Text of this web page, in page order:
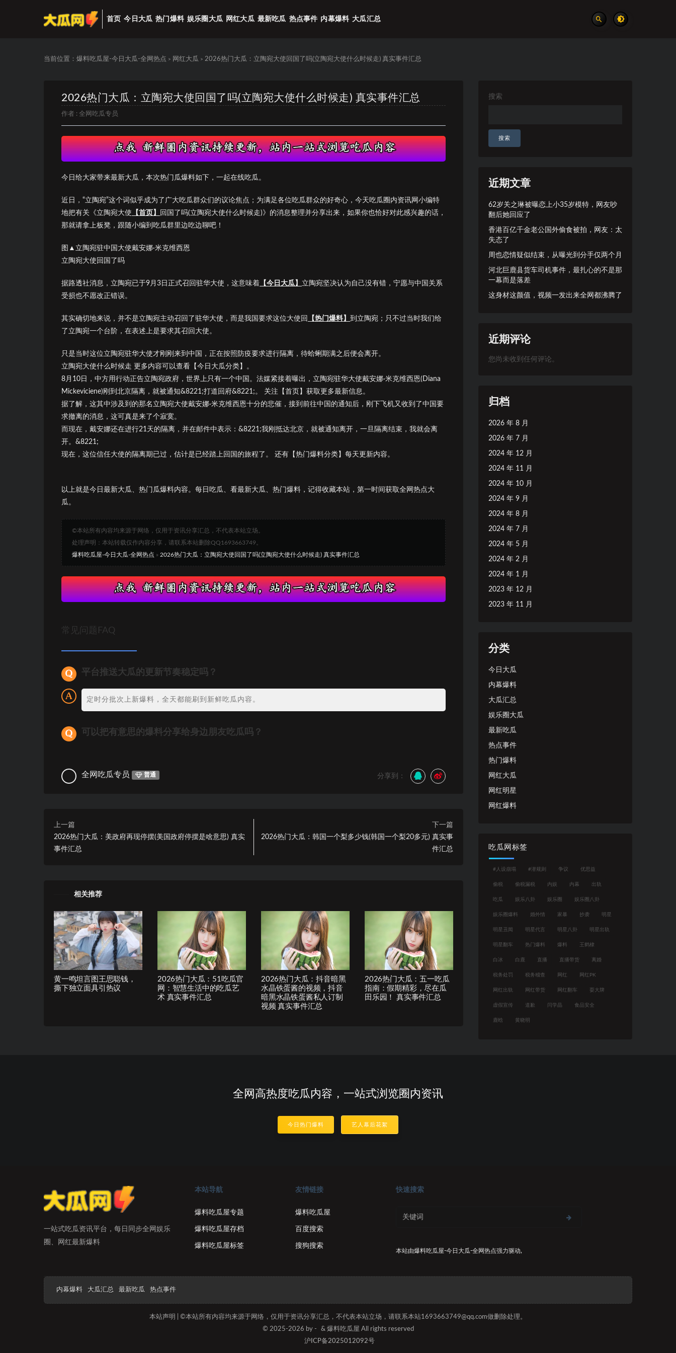
首页 今日大瓜 热门爆料 娱乐圈大瓜 网红大瓜 最新吃瓜 热点事件 内幕爆料 大瓜汇总
当前位置： 爆料吃瓜屋-今日大瓜-全网热点 > 网红大瓜 > 2026热门大瓜：立陶宛大使回国了吗(立陶宛大使什么时候走) 真实事件汇总
2026热门大瓜：立陶宛大使回国了吗(立陶宛大使什么时候走) 真实事件汇总
作者 : 全网吃瓜专员
今日给大家带来最新大瓜，本次热门瓜爆料如下，一起在线吃瓜。
近日，“立陶宛”这个词似乎成为了广大吃瓜群众们的议论焦点；为满足各位吃瓜群众的好奇心，今天吃瓜圈内资讯网小编特
地把有关《立陶宛大使 【首页】
回国了吗(立陶宛大使什么时候走)》的消息整理并分享出来，如果你也恰好对此感兴趣的话，
那就请拿上板凳，跟随小编到吃瓜群里边吃边聊吧！
图▲立陶宛驻中国大使戴安娜·米克维西恩
立陶宛大使回国了吗
据路透社消息，立陶宛已于9月3日正式召回驻华大使，这意味着 【今日大瓜】 立陶宛坚决认为自己没有错，宁愿与中国关系
受损也不愿改正错误。
其实确切地来说，并不是立陶宛主动召回了驻华大使，而是我国要求这位大使回 【热门爆料】 到立陶宛；只不过当时我们给
了立陶宛一个台阶，在表述上是要求其召回大使。
只是当时这位立陶宛驻华大使才刚刚来到中国，正在按照防疫要求进行隔离，待蛤蜊期满之后便会离开。
立陶宛大使什么时候走 更多内容可以查看【今日大瓜分类】。
8月10日，中方用行动正告立陶宛政府，世界上只有一个中国。法媒紧接着曝出，立陶宛驻华大使戴安娜·米克维西恩(Diana
Mickeviciene)刚到北京隔离，就被通知&8221;打道回府&8221;。 关注【首页】获取更多最新信息。
据了解，这其中涉及到的那名立陶宛大使戴安娜·米克维西恩十分的悲催，接到前往中国的通知后，刚下飞机又收到了中国要
求撤离的消息，这可真是来了个寂寞。
而现在，戴安娜还在进行21天的隔离，并在邮件中表示：&8221;我刚抵达北京，就被通知离开，一旦隔离结束，我就会离
开。&8221;
现在，这位信任大使的隔离期已过，估计是已经踏上回国的旅程了。 还有【热门爆料分类】每天更新内容。
以上就是今日最新大瓜、热门瓜爆料内容。每日吃瓜、看最新大瓜、热门爆料，记得收藏本站，第一时间获取全网热点大
瓜。
©本站所有内容均来源于网络，仅用于资讯分享汇总，不代表本站立场。
处理声明：本站转载仅作内容分享，请联系本站删除QQ1693663749。
爆料吃瓜屋-今日大瓜-全网热点 » 2026热门大瓜：立陶宛大使回国了吗(立陶宛大使什么时候走) 真实事件汇总
常见问题FAQ
平台推送大瓜的更新节奏稳定吗？
定时分批次上新爆料，全天都能刷到新鲜吃瓜内容。
可以把有意思的爆料分享给身边朋友吃瓜吗？
全网吃瓜专员 普通 分享到：
上一篇
2026热门大瓜：美政府再现停摆(美国政府停摆是啥意思) 真实
事件汇总
下一篇
2026热门大瓜：韩国一个梨多少钱(韩国一个梨20多元) 真实事
件汇总
相关推荐
黄一鸣坦言图王思聪钱，
撕下独立面具引热议
2026热门大瓜：51吃瓜官
网：智慧生活中的吃瓜艺
术 真实事件汇总
2026热门大瓜：抖音暗黑
水晶铁蛋酱的视频，抖音
暗黑水晶铁蛋酱私人订制
视频 真实事件汇总
2026热门大瓜：五一吃瓜
指南：假期精彩，尽在瓜
田乐园！ 真实事件汇总
搜索
搜索
近期文章
62岁关之琳被曝恋上小35岁模特，网友吵
翻后她回应了
香港百亿千金老公国外偷食被拍，网友：太
失态了
周也恋情疑似结束，从曝光到分手仅两个月
河北巨鹿县货车司机事件，最扎心的不是那
一幕而是落差
这身材这颜值，视频一发出来全网都沸腾了
近期评论
您尚未收到任何评论。
归档
2026 年 8 月
2026 年 7 月
2024 年 12 月
2024 年 11 月
2024 年 10 月
2024 年 9 月
2024 年 8 月
2024 年 7 月
2024 年 5 月
2024 年 2 月
2024 年 1 月
2023 年 12 月
2023 年 11 月
分类
今日大瓜
内幕爆料
大瓜汇总
娱乐圈大瓜
最新吃瓜
热点事件
热门爆料
网红大瓜
网红明星
网红爆料
吃瓜网标签
#人设崩塌 #潜规则 争议 优思益
偷税 偷税漏税 内娱 内幕 出轨
吃瓜 娱乐八卦 娱乐圈 娱乐圈八卦
娱乐圈爆料 婚外情 家暴 抄袭 明星
明星丑闻 明星代言 明星八卦 明星出轨
明星翻车 热门爆料 爆料 王鹤棣
白冰 白鹿 直播 直播带货 离婚
税务处罚 税务稽查 网红 网红PK
网红出轨 网红带货 网红翻车 耍大牌
虚假宣传 道歉 闫学晶 食品安全
鹿晗 黄晓明
全网高热度吃瓜内容，一站式浏览圈内资讯
今日热门爆料 艺人幕后花絮
一站式吃瓜资讯平台，每日同步全网娱乐
圈、网红最新爆料
本站导航
爆料吃瓜屋专题
爆料吃瓜屋存档
爆料吃瓜屋标签
友情链接
爆料吃瓜屋
百度搜索
搜狗搜索
快速搜索
本站由爆料吃瓜屋-今日大瓜-全网热点强力驱动,
内幕爆料 大瓜汇总 最新吃瓜 热点事件
本站声明 | ©本站所有内容均来源于网络，仅用于资讯分享汇总，不代表本站立场，请联系本站1693663749@qq.com做删除处理。
© 2025-2026 by -
& 爆料吃瓜屋 All rights reserved
沪ICP备2025012092号